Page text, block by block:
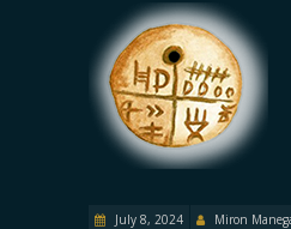
July 8, 2024 Miron